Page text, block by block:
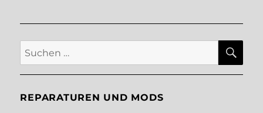
Suche
nach:
REPARATUREN UND MODS